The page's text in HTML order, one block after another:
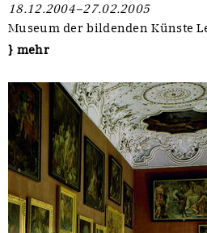
18.12.2004–27.02.2005
Museum der bildenden Künste
} mehr